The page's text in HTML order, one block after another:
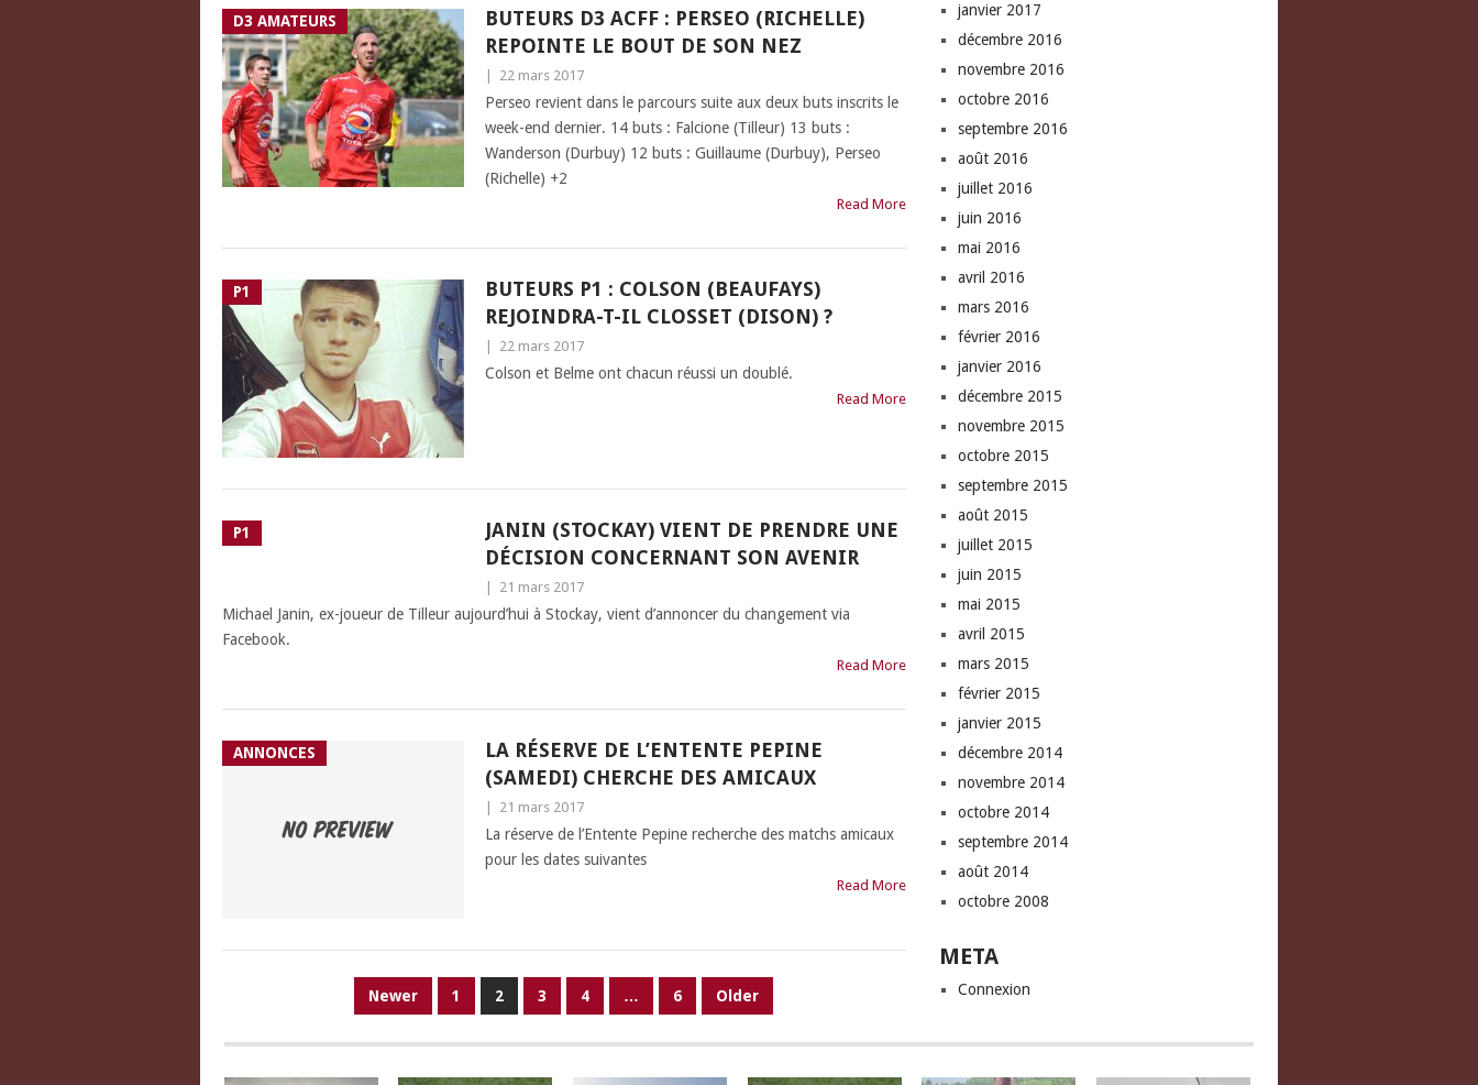
D3 AMATEURS
BUTEURS D3 ACFF : PERSEO (RICHELLE)
REPOINTE LE BOUT DE SON NEZ
22 mars 2017
Perseo revient dans le parcours suite aux deux buts inscrits le
week-end dernier. 14 buts : Falcione (Tilleur) 13 buts :
Wanderson (Durbuy) 12 buts : Guillaume (Durbuy), Perseo
(Richelle) +2
Read More
P1
BUTEURS P1 : COLSON (BEAUFAYS)
REJOINDRA-T-IL CLOSSET (DISON) ?
22 mars 2017
Colson et Belme ont chacun réussi un doublé.
Read More
P1
JANIN (STOCKAY) VIENT DE PRENDRE UNE
DÉCISION CONCERNANT SON AVENIR
21 mars 2017
Michael Janin, ex-joueur de Tilleur aujourd’hui à Stockay, vient d’annoncer du changement via
Facebook.
Read More
ANNONCES
LA RÉSERVE DE L’ENTENTE PEPINE
(SAMEDI) CHERCHE DES AMICAUX
21 mars 2017
La réserve de l’Entente Pepine recherche des matchs amicaux
pour les dates suivantes
Read More
PAGINATIONNewer 1 2 3 4 … 6 Older
janvier 2017
décembre 2016
novembre 2016
octobre 2016
septembre 2016
août 2016
juillet 2016
juin 2016
mai 2016
avril 2016
mars 2016
février 2016
janvier 2016
décembre 2015
novembre 2015
octobre 2015
septembre 2015
août 2015
juillet 2015
juin 2015
mai 2015
avril 2015
mars 2015
février 2015
janvier 2015
décembre 2014
novembre 2014
octobre 2014
septembre 2014
août 2014
octobre 2008
META
Connexion